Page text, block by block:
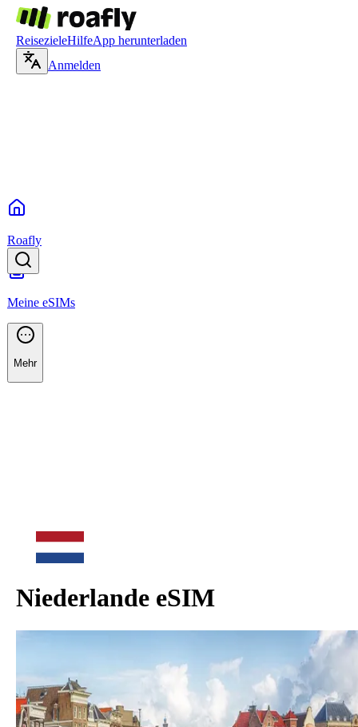
ReisezieleHilfeApp herunterladen
Anmelden
Roafly
Meine eSIMs
Mehr
Niederlande eSIM